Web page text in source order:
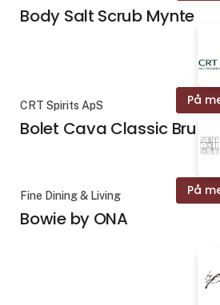
Body Salt Scrub Mynte
På
CRT Spirits ApS
Bolet Cava Classic Brut
På
Fine Dining & Living
Bowie by ONA